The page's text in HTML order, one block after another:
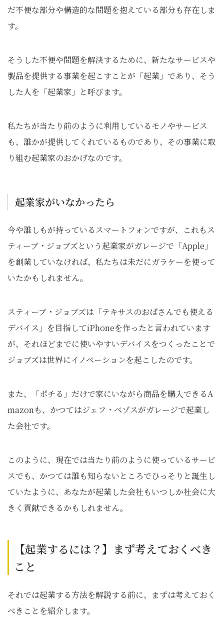
だ不便な部分や構造的な問題を抱えている部分も存在しま
す。
そうした不便や問題を解決するために、新たなサービスや
製品を提供する事業を起こすことが「起業」であり、そう
した人を「起業家」と呼びます。
私たちが当たり前のように利用しているモノやサービス
も、誰かが提供してくれているものであり、その事業に取
り組む起業家のおかげなのです。
起業家がいなかったら
今や誰しもが持っているスマートフォンですが、これもス
ティーブ・ジョブズという起業家がガレージで「Apple」
を創業していなければ、私たちは未だにガラケーを使って
いたかもしれません。
スティーブ・ジョブズは「テキサスのおばさんでも使える
デバイス」を目指してiPhoneを作ったと言われています
が、それほどまでに使いやすいデバイスをつくったことで
ジョブズは世界にイノベーションを起こしたのです。
また、「ポチる」だけで家にいながら商品を購入できるA
mazonも、かつてはジェフ・ベゾスがガレージで起業し
た会社です。
このように、現在では当たり前のように使っているサービ
スでも、かつては誰も知らないところでひっそりと誕生し
ていたように、あなたが起業した会社もいつしか社会に大
きく貢献できるかもしれません。
【起業するには？】まず考えておくべき
こと
それでは起業する方法を解説する前に、まずは考えておく
べきことを紹介します。